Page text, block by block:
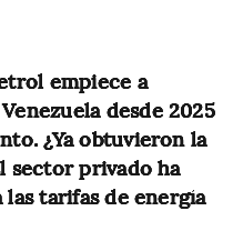
empiece a
desde 2025
¿Ya obtuvieron la
sector privado ha
tarifas de energía